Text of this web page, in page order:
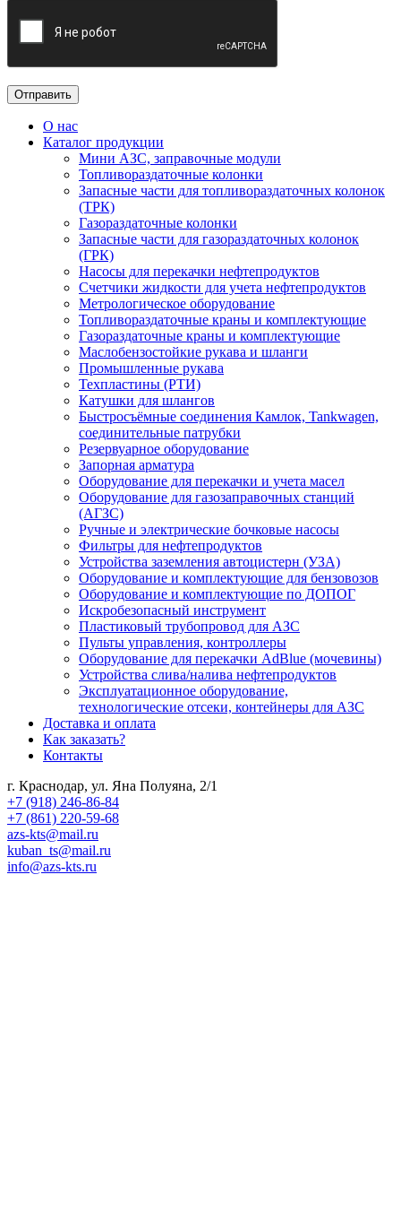
О нас
Каталог продукции
Мини АЗС, заправочные модули
Топливораздаточные колонки
Запасные части для топливораздаточных колонок
(ТРК)
Газораздаточные колонки
Запасные части для газораздаточных колонок
(ГРК)
Насосы для перекачки нефтепродуктов
Счетчики жидкости для учета нефтепродуктов
Метрологическое оборудование
Топливораздаточные краны и комплектующие
Газораздаточные краны и комплектующие
Маслобензостойкие рукава и шланги
Промышленные рукава
Техпластины (РТИ)
Катушки для шлангов
Быстросъёмные соединения Камлок, Tankwagen,
соединительные патрубки
Резервуарное оборудование
Запорная арматура
Оборудование для перекачки и учета масел
Оборудование для газозаправочных станций
(АГЗС)
Ручные и электрические бочковые насосы
Фильтры для нефтепродуктов
Устройства заземления автоцистерн (УЗА)
Оборудование и комплектующие для бензовозов
Оборудование и комплектующие по ДОПОГ
Искробезопасный инструмент
Пластиковый трубопровод для АЗС
Пульты управления, контроллеры
Оборудование для перекачки AdBlue (мочевины)
Устройства слива/налива нефтепродуктов
Эксплуатационное оборудование,
технологические отсеки, контейнеры для АЗС
Доставка и оплата
Как заказать?
Контакты
г. Краснодар, ул. Яна Полуяна, 2/1
+7 (918) 246-86-84
+7 (861) 220-59-68
azs-kts@mail.ru
kuban_ts@mail.ru
info@azs-kts.ru